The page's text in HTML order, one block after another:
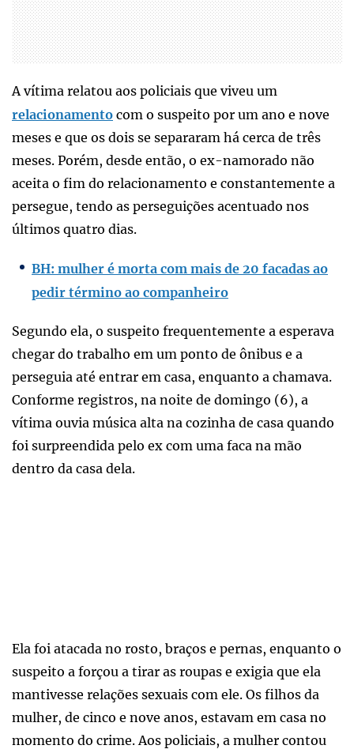
A vítima relatou aos policiais que viveu um
relacionamento com o suspeito por um ano e nove
meses e que os dois se separaram há cerca de três
meses. Porém, desde então, o ex-namorado não
aceita o fim do relacionamento e constantemente a
persegue, tendo as perseguições acentuado nos
últimos quatro dias.
BH: mulher é morta com mais de 20 facadas ao
pedir término ao companheiro
Segundo ela, o suspeito frequentemente a esperava
chegar do trabalho em um ponto de ônibus e a
perseguia até entrar em casa, enquanto a chamava.
Conforme registros, na noite de domingo (6), a
vítima ouvia música alta na cozinha de casa quando
foi surpreendida pelo ex com uma faca na mão
dentro da casa dela.
Ela foi atacada no rosto, braços e pernas, enquanto o
suspeito a forçou a tirar as roupas e exigia que ela
mantivesse relações sexuais com ele. Os filhos da
mulher, de cinco e nove anos, estavam em casa no
momento do crime. Aos policiais, a mulher contou